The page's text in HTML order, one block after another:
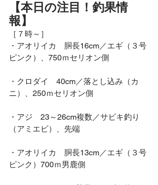
【本日の注目！釣果情
報】
［７時～］
・アオリイカ　胴長16cm／エギ（３号
ピンク）、750ｍセリオン側
・クロダイ　40cm／落とし込み（カ
ニ）、250ｍセリオン側
・アジ　23～26cm複数／サビキ釣り
（アミエビ）、先端
・アオリイカ　胴長13cm／エギ（３号
ピンク）700ｍ男鹿側